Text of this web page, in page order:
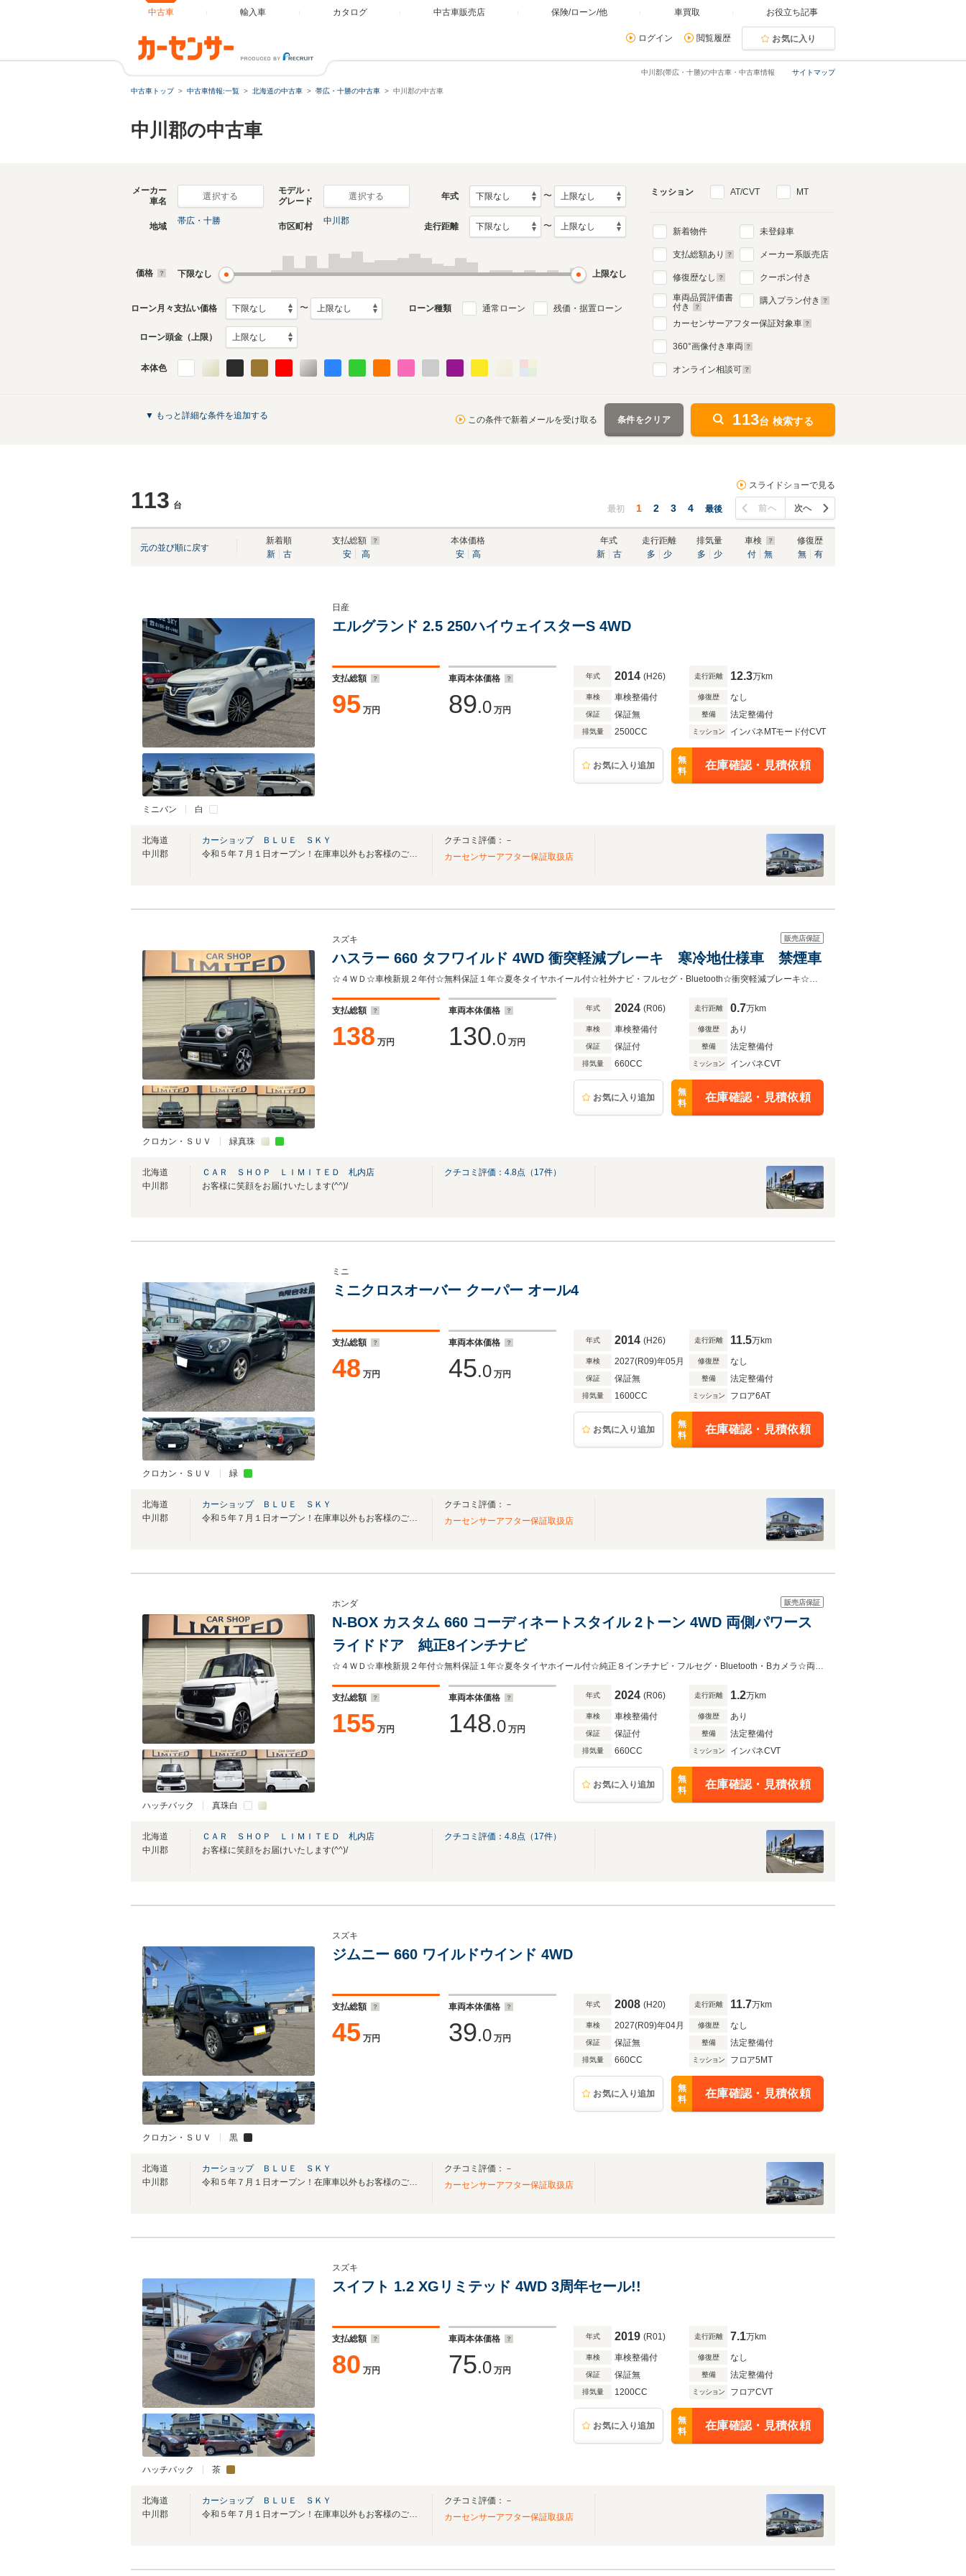
中古車 輸入車 カタログ 中古車販売店 保険/ローン/他 車買取 お役立ち記事
ログイン 閲覧履歴 お気に入り
サイトマップ
中川郡(帯広・十勝)の中古車・中古車情報
中古車トップ 中古車情報:一覧 北海道の中古車 帯広・十勝の中古車 中川郡の中古車
中川郡の中古車
メーカー
車名
選択する
モデル・
グレード
選択する 年式 〜
地域
帯広・十勝
市区町村
中川郡
走行距離 〜
価格 下限なし 上限なし
ローン月々支払い価格 〜 ローン種類 通常ローン 残価・据置ローン
ローン頭金（上限）
本体色
ミッション AT/CVT MT
新着物件
支払総額あり
修復歴なし
車両品質評価書
付き
未登録車
メーカー系販売店
クーポン付き
購入プラン付き
カーセンサーアフター保証対象車
360°画像付き車両
オンライン相談可
▼ もっと詳細な条件を追加する この条件で新着メールを受け取る 条件をクリア 113台 検索する
113 台
スライドショーで見る
最初 1 2 3 4 最後 前へ 次へ
元の並び順に戻す
新着順
新
古
支払総額
安
高
本体価格
安
高
年式
新
古
走行距離
多
少
排気量
多
少
車検
付
無
修復歴
無
有
ミニバン 白
日産
エルグランド 2.5 250ハイウェイスターS 4WD
支払総額
95 万円
車両本体価格
89.0 万円
年式 2014 (H26) 走行距離 12.3万km
車検 車検整備付 修復歴 なし
保証 保証無 整備 法定整備付
排気量 2500CC ミッション インパネMTモード付CVT
お気に入り追加
無
料
在庫確認・見積依頼
北海道
中川郡
カーショップ ＢＬＵＥ ＳＫＹ
令和５年７月１日オープン！在庫車以外もお客様のご要望に合わせた車お探しいたします
クチコミ評価：－
カーセンサーアフター保証取扱店
クロカン・ＳＵＶ 緑真珠
販売店保証
スズキ
ハスラー 660 タフワイルド 4WD 衝突軽減ブレーキ 寒冷地仕様車 禁煙車
☆４ＷＤ☆車検新規２年付☆無料保証１年☆夏冬タイヤホイール付☆社外ナビ・フルセグ・Bluetooth☆衝突軽減ブレーキ☆横滑り防止機能☆シートヒーター☆寒冷地仕様車☆禁煙車☆
支払総額
138 万円
車両本体価格
130.0 万円
年式 2024 (R06) 走行距離 0.7万km
車検 車検整備付 修復歴 あり
保証 保証付 整備 法定整備付
排気量 660CC ミッション インパネCVT
お気に入り追加
無
料
在庫確認・見積依頼
北海道
中川郡
ＣＡＲ ＳＨＯＰ ＬＩＭＩＴＥＤ 札内店
お客様に笑顔をお届けいたします(^^)/
クチコミ評価： 4.8点（ 17件）
クロカン・ＳＵＶ 緑
ミニ
ミニクロスオーバー クーパー オール4
支払総額
48 万円
車両本体価格
45.0 万円
年式 2014 (H26) 走行距離 11.5万km
車検 2027(R09)年05月 修復歴 なし
保証 保証無 整備 法定整備付
排気量 1600CC ミッション フロア6AT
お気に入り追加
無
料
在庫確認・見積依頼
北海道
中川郡
カーショップ ＢＬＵＥ ＳＫＹ
令和５年７月１日オープン！在庫車以外もお客様のご要望に合わせた車お探しいたします
クチコミ評価：－
カーセンサーアフター保証取扱店
ハッチバック 真珠白
販売店保証
ホンダ
N-BOX カスタム 660 コーディネートスタイル 2トーン 4WD 両側パワース
ライドドア 純正8インチナビ
☆４ＷＤ☆車検新規２年付☆無料保証１年☆夏冬タイヤホイール付☆純正８インチナビ・フルセグ・Bluetooth・Bカメラ☆両側パワースライドドア☆衝突軽減B☆寒冷地仕様車☆禁煙車☆
支払総額
155 万円
車両本体価格
148.0 万円
年式 2024 (R06) 走行距離 1.2万km
車検 車検整備付 修復歴 あり
保証 保証付 整備 法定整備付
排気量 660CC ミッション インパネCVT
お気に入り追加
無
料
在庫確認・見積依頼
北海道
中川郡
ＣＡＲ ＳＨＯＰ ＬＩＭＩＴＥＤ 札内店
お客様に笑顔をお届けいたします(^^)/
クチコミ評価： 4.8点（ 17件）
クロカン・ＳＵＶ 黒
スズキ
ジムニー 660 ワイルドウインド 4WD
支払総額
45 万円
車両本体価格
39.0 万円
年式 2008 (H20) 走行距離 11.7万km
車検 2027(R09)年04月 修復歴 なし
保証 保証無 整備 法定整備付
排気量 660CC ミッション フロア5MT
お気に入り追加
無
料
在庫確認・見積依頼
北海道
中川郡
カーショップ ＢＬＵＥ ＳＫＹ
令和５年７月１日オープン！在庫車以外もお客様のご要望に合わせた車お探しいたします
クチコミ評価：－
カーセンサーアフター保証取扱店
ハッチバック 茶
スズキ
スイフト 1.2 XGリミテッド 4WD 3周年セール!!
支払総額
80 万円
車両本体価格
75.0 万円
年式 2019 (R01) 走行距離 7.1万km
車検 車検整備付 修復歴 なし
保証 保証無 整備 法定整備付
排気量 1200CC ミッション フロアCVT
お気に入り追加
無
料
在庫確認・見積依頼
北海道
中川郡
カーショップ ＢＬＵＥ ＳＫＹ
令和５年７月１日オープン！在庫車以外もお客様のご要望に合わせた車お探しいたします
クチコミ評価：－
カーセンサーアフター保証取扱店